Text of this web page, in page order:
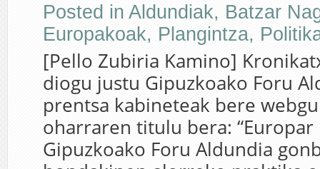
Posted in Aldundiak, Batzar
Europakoak, Plangintza,
[Pello Zubiria Kamino]
diogu justu Gipuzkoako Foru
prentsa kabineteak bere
oharraren titulu bera: “Europar
Gipuzkoako Foru Aldundia